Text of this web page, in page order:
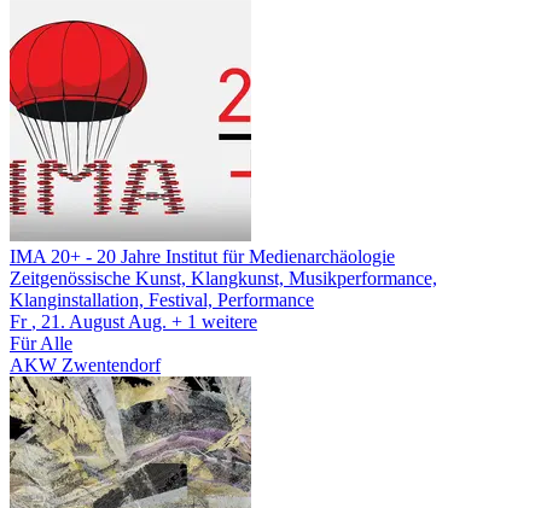
IMA 20+ - 20 Jahre Institut für Medienarchäologie
Zeitgenössische Kunst, Klangkunst, Musikperformance,
Klanginstallation, Festival, Performance
Fr , 21. August Aug. + 1 weitere
Für Alle
AKW Zwentendorf